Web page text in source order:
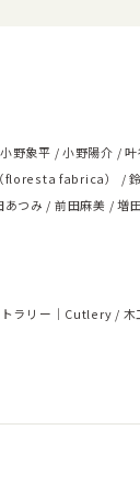
小野象平 小野陽介
叶
floresta fabrica）
あつみ 前田麻美
増
ラリー｜Cutlery
木